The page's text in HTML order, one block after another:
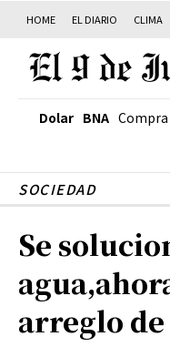
HOME EL DIARIO CLIMA
Dolar BNA Compra
SOCIEDAD
Se
arreglo